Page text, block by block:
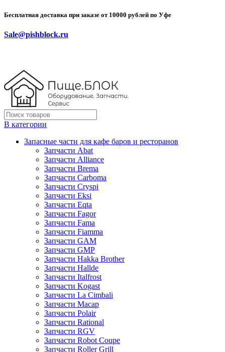
Бесплатная доставка при заказе от 10000 рублей по Уфе
Sale@pishblock.ru
В категории
Запасные части для кафе баров и ресторанов
Запчасти Abat
Запчасти Alliance
Запчасти Brema
Запчасти Carboma
Запчасти Cryspi
Запчасти Eksi
Запчасти Eqta
Запчасти Fagor
Запчасти Fama
Запчасти Fiamma
Запчасти GAM
Запчасти GMP
Запчасти Hakka Brother
Запчасти Hallde
Запчасти Italfrost
Запчасти Kogast
Запчасти La Cimbali
Запчасти Macap
Запчасти Polair
Запчасти Rational
Запчасти RGV
Запчасти Robot Coupe
Запчасти Roller Grill